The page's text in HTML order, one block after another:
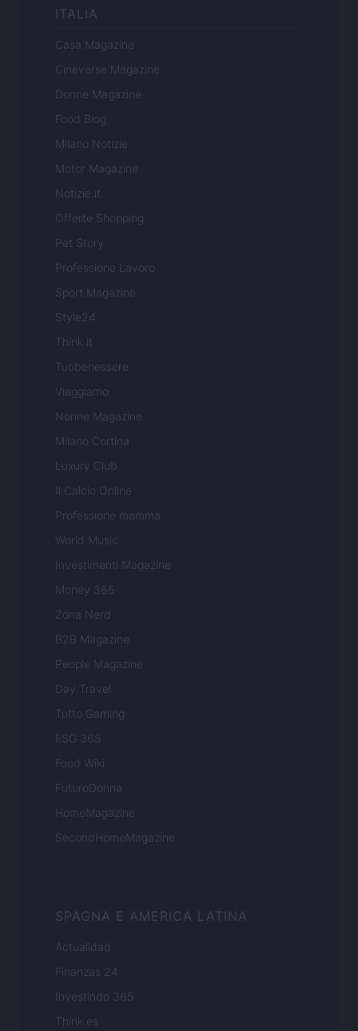
ITALIA
Casa Magazine
Cineverse Magazine
Donne Magazine
Food Blog
Milano Notizie
Motor Magazine
Notizie.it
Offerte Shopping
Pet Story
Professione Lavoro
Sport Magazine
Style24
Think.it
Tuobenessere
Viaggiamo
Nonne Magazine
Milano Cortina
Luxury Club
Il Calcio Online
Professione mamma
World Music
Investimenti Magazine
Money 365
Zona Nerd
B2B Magazine
People Magazine
Day Travel
Tutto Gaming
ESG 365
Food Wiki
FuturoDonna
HomeMagazine
SecondHomeMagazine
SPAGNA E AMERICA LATINA
Actualidad
Finanzas 24
Investindo 365
Think.es